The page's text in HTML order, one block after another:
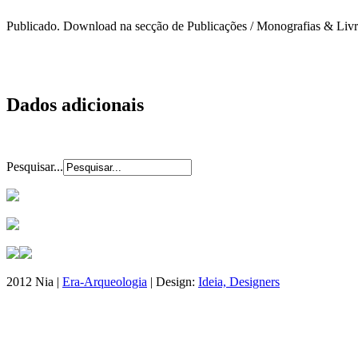
Publicado. Download na secção de Publicações / Monografias &
Dados adicionais
Pesquisar...
2012 Nia | Era-Arqueologia | Design: Ideia, Designers